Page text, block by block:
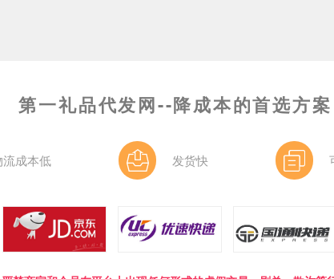
第一礼品代发网--降成本的首选方案
流成本低 发货快